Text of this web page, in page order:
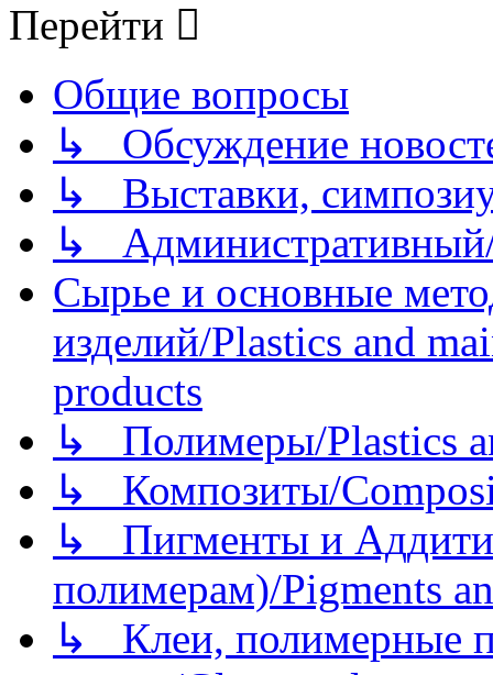
Перейти
Общие вопросы
↳ Обсуждение
↳ Выставки,
↳
Сырье и основные
изделий/Plastics and
products
↳ Полимеры/Plastics
↳ Композиты/
↳ Пигменты и
полимерам)/Pigments
↳ Клеи, полимерные